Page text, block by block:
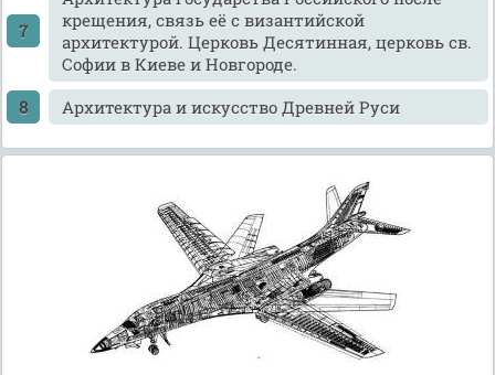
крещения, связь её с византийской
архитектурой. Церковь Десятинная, церковь св.
Софии в Киеве и Новгороде.
Архитектура и искусство Древней Руси